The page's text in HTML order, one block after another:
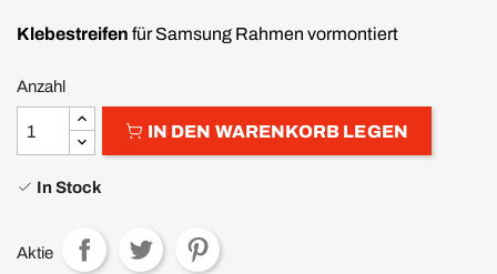
Klebestreifen für Samsung Rahmen vormontiert
Anzahl
IN DEN WARENKORB LEGEN
In Stock
Aktie